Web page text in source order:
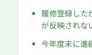
履修登録した
が反映されな
今年度末に進